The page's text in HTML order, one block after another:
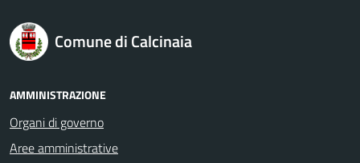
logo Unione Europea
Comune di Calcinaia
AMMINISTRAZIONE
Organi di governo
Aree amministrative